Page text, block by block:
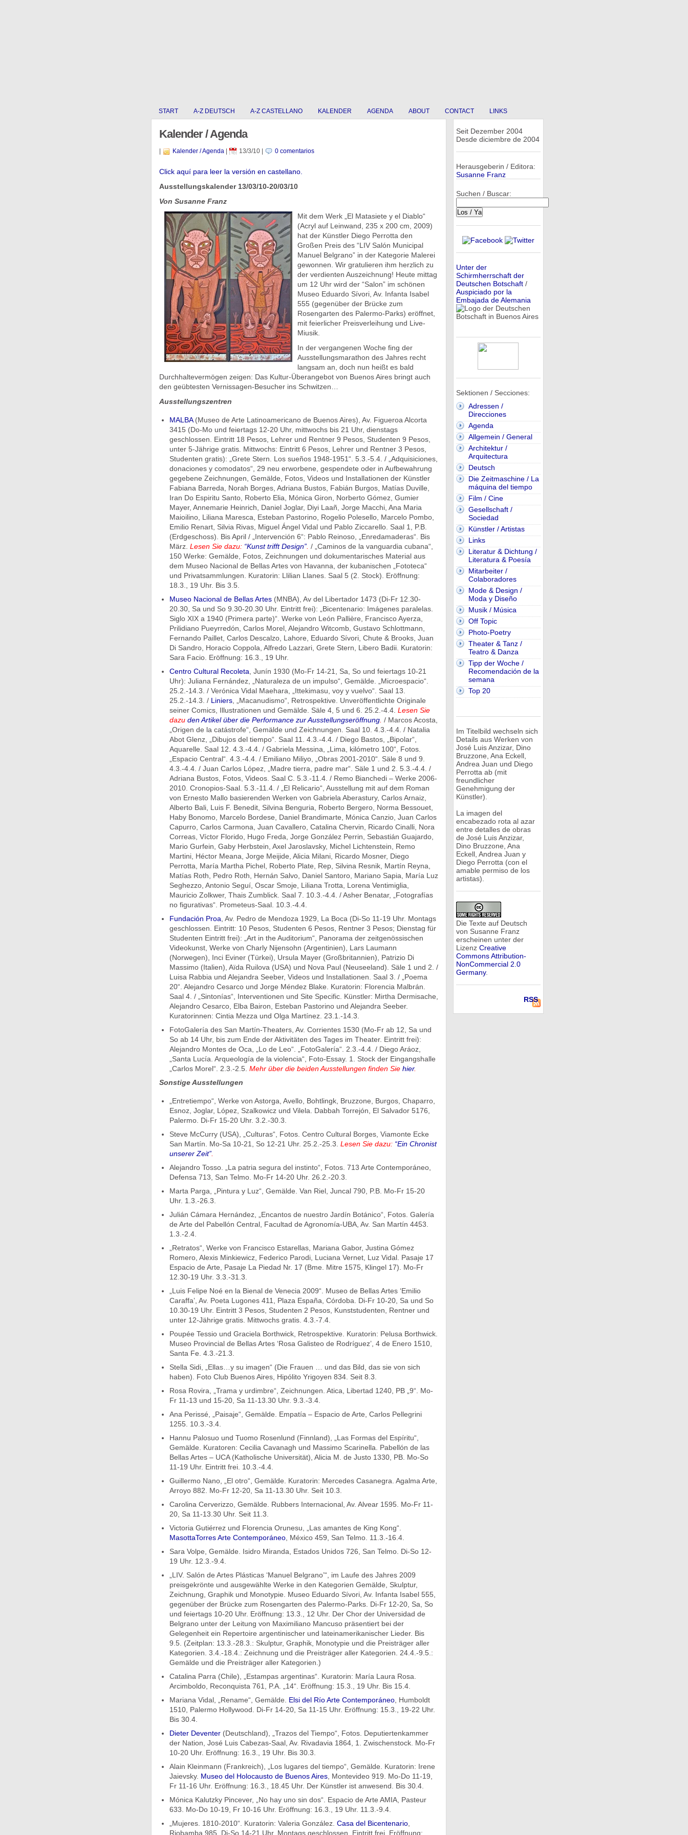
START A-Z DEUTSCH A-Z CASTELLANO KALENDER AGENDA ABOUT CONTACT LINKS
Kalender / Agenda
Kalender / Agenda| 13/3/10| 0 comentarios
Click aquí para leer la versión en castellano.
Ausstellungskalender 13/03/10-20/03/10
Von Susanne Franz
Mit dem Werk „El Matasiete y el Diablo“
(Acryl auf Leinwand, 235 x 200 cm, 2009)
hat der Künstler Diego Perrotta den
Großen Preis des “LIV Salón Municipal
Manuel Belgrano” in der Kategorie Malerei
gewonnen. Wir gratulieren ihm herzlich zu
der verdienten Auszeichnung! Heute mittag
um 12 Uhr wird der “Salon” im schönen
Museo Eduardo Sívori, Av. Infanta Isabel
555 (gegenüber der Brücke zum
Rosengarten des Palermo-Parks) eröffnet,
mit feierlicher Preisverleihung und Live-
Miusik.
In der vergangenen Woche fing der
Ausstellungsmarathon des Jahres recht
langsam an, doch nun heißt es bald
Durchhaltevermögen zeigen: Das Kultur-Überangebot von Buenos Aires bringt auch
den geübtesten Vernissagen-Besucher ins Schwitzen…
Ausstellungszentren
MALBA(Museo de Arte Latinoamericano de Buenos Aires), Av. Figueroa Alcorta
3415 (Do-Mo und feiertags 12-20 Uhr, mittwochs bis 21 Uhr, dienstags
geschlossen. Eintritt 18 Pesos, Lehrer und Rentner 9 Pesos, Studenten 9 Pesos,
unter 5-Jährige gratis. Mittwochs: Eintritt 6 Pesos, Lehrer und Rentner 3 Pesos,
Studenten gratis): „Grete Stern. Los sueños 1948-1951“. 5.3.-5.4. / „Adquisiciones,
donaciones y comodatos“, 29 neu erworbene, gespendete oder in Aufbewahrung
gegebene Zeichnungen, Gemälde, Fotos, Videos und Installationen der Künstler
Fabiana Barreda, Norah Borges, Adriana Bustos, Fabián Burgos, Matías Duville,
Iran Do Espiritu Santo, Roberto Elia, Mónica Giron, Norberto Gómez, Gumier
Mayer, Annemarie Heinrich, Daniel Joglar, Diyi Laañ, Jorge Macchi, Ana Maria
Maioilino, Liliana Maresca, Esteban Pastorino, Rogelio Polesello, Marcelo Pombo,
Emilio Renart, Silvia Rivas, Miguel Ángel Vidal und Pablo Ziccarello. Saal 1, P.B.
(Erdgeschoss). Bis April / „Intervención 6“: Pablo Reinoso, „Enredamaderas“. Bis
März. Lesen Sie dazu: “Kunst trifft Design”. / „Caminos de la vanguardia cubana“,
150 Werke: Gemälde, Fotos, Zeichnungen und dokumentarisches Material aus
dem Museo Nacional de Bellas Artes von Havanna, der kubanischen „Fototeca“
und Privatsammlungen. Kuratorin: Llilian Llanes. Saal 5 (2. Stock). Eröffnung:
18.3., 19 Uhr. Bis 3.5.
Museo Nacional de Bellas Artes(MNBA), Av del Libertador 1473 (Di-Fr 12.30-
20.30, Sa und So 9.30-20.30 Uhr. Eintritt frei): „Bicentenario: Imágenes paralelas.
Siglo XIX a 1940 (Primera parte)“. Werke von León Pallière, Francisco Ayerza,
Prilidiano Pueyrredón, Carlos Morel, Alejandro Witcomb, Gustavo Schlottmann,
Fernando Paillet, Carlos Descalzo, Lahore, Eduardo Sívori, Chute & Brooks, Juan
Di Sandro, Horacio Coppola, Alfredo Lazzari, Grete Stern, Libero Badii. Kuratorin:
Sara Facio. Eröffnung: 16.3., 19 Uhr.
Centro Cultural Recoleta , Junín 1930 (Mo-Fr 14-21, Sa, So und feiertags 10-21
Uhr): Juliana Fernández, „Naturaleza de un impulso“, Gemälde. „Microespacio“.
25.2.-14.3. / Verónica Vidal Maehara, „Ittekimasu, voy y vuelvo“. Saal 13.
25.2.-14.3. / Liniers, „Macanudismo“, Retrospektive. Unveröffentlichte Originale
seiner Comics, Illustrationen und Gemälde. Säle 4, 5 und 6. 25.2.-4.4. Lesen Sie
dazu den Artikel über die Performance zur Ausstellungseröffnung. / Marcos Acosta,
„Origen de la catástrofe“, Gemälde und Zeichnungen. Saal 10. 4.3.-4.4. / Natalia
Abot Glenz, „Dibujos del tiempo“. Saal 11. 4.3.-4.4. / Diego Bastos, „Bipolar“,
Aquarelle. Saal 12. 4.3.-4.4. / Gabriela Messina, „Lima, kilómetro 100“, Fotos.
„Espacio Central“. 4.3.-4.4. / Emiliano Miliyo, „Obras 2001-2010“. Säle 8 und 9.
4.3.-4.4. / Juan Carlos López, „Madre tierra, padre mar“. Säle 1 und 2. 5.3.-4.4. /
Adriana Bustos, Fotos, Videos. Saal C. 5.3.-11.4. / Remo Bianchedi – Werke 2006-
2010. Cronopios-Saal. 5.3.-11.4. / „El Relicario“, Ausstellung mit auf dem Roman
von Ernesto Mallo basierenden Werken von Gabriela Aberastury, Carlos Arnaiz,
Alberto Bali, Luis F. Benedit, Silvina Benguria, Roberto Bergero, Norma Bessouet,
Haby Bonomo, Marcelo Bordese, Daniel Brandimarte, Mónica Canzio, Juan Carlos
Capurro, Carlos Carmona, Juan Cavallero, Catalina Chervin, Ricardo Cinalli, Nora
Correas, Víctor Florido, Hugo Freda, Jorge González Perrin, Sebastián Guajardo,
Mario Gurfein, Gaby Herbstein, Axel Jaroslavsky, Michel Lichtenstein, Remo
Martini, Héctor Meana, Jorge Meijide, Alicia Milani, Ricardo Mosner, Diego
Perrotta, María Martha Pichel, Roberto Plate, Rep, Silvina Resnik, Martín Reyna,
Matías Roth, Pedro Roth, Hernán Salvo, Daniel Santoro, Mariano Sapia, María Luz
Seghezzo, Antonio Seguí, Oscar Smoje, Liliana Trotta, Lorena Ventimiglia,
Mauricio Zolkwer, Thais Zumblick. Saal 7. 10.3.-4.4. / Asher Benatar, „Fotografías
no figurativas“. Prometeus-Saal. 10.3.-4.4.
Fundación Proa , Av. Pedro de Mendoza 1929, La Boca (Di-So 11-19 Uhr. Montags
geschlossen. Eintritt: 10 Pesos, Studenten 6 Pesos, Rentner 3 Pesos; Dienstag für
Studenten Eintritt frei): „Art in the Auditorium“, Panorama der zeitgenössischen
Videokunst, Werke von Charly Nijensohn (Argentinien), Lars Laumann
(Norwegen), Inci Eviner (Türkei), Ursula Mayer (Großbritannien), Patrizio Di
Massimo (Italien), Aïda Ruilova (USA) und Nova Paul (Neuseeland). Säle 1 und 2. /
Luisa Rabbia und Alejandra Seeber, Videos und Installationen. Saal 3. / „Poema
20“. Alejandro Cesarco und Jorge Méndez Blake. Kuratorin: Florencia Malbrán.
Saal 4. / „Sintonías“, Interventionen und Site Specific. Künstler: Mirtha Dermisache,
Alejandro Cesarco, Elba Bairon, Esteban Pastorino und Alejandra Seeber.
Kuratorinnen: Cintia Mezza und Olga Martínez. 23.1.-14.3.
FotoGalería des San Martín-Theaters, Av. Corrientes 1530 (Mo-Fr ab 12, Sa und
So ab 14 Uhr, bis zum Ende der Aktivitäten des Tages im Theater. Eintritt frei):
Alejandro Montes de Oca, „Lo de Leo“. „FotoGalería“. 2.3.-4.4. / Diego Aráoz,
„Santa Lucía. Arqueología de la violencia“, Foto-Essay. 1. Stock der Eingangshalle
„Carlos Morel“. 2.3.-2.5. Mehr über die beiden Ausstellungen finden Sie hier.
Sonstige Ausstellungen
„Entretiempo“, Werke von Astorga, Avello, Bohtlingk, Bruzzone, Burgos, Chaparro,
Esnoz, Joglar, López, Szalkowicz und Vilela. Dabbah Torrejón, El Salvador 5176,
Palermo. Di-Fr 15-20 Uhr. 3.2.-30.3.
Steve McCurry (USA), „Culturas“, Fotos. Centro Cultural Borges, Viamonte Ecke
San Martín. Mo-Sa 10-21, So 12-21 Uhr. 25.2.-25.3. Lesen Sie dazu: “Ein Chronist
unserer Zeit”.
Alejandro Tosso. „La patria segura del instinto“, Fotos. 713 Arte Contemporáneo,
Defensa 713, San Telmo. Mo-Fr 14-20 Uhr. 26.2.-20.3.
Marta Parga, „Pintura y Luz“, Gemälde. Van Riel, Juncal 790, P.B. Mo-Fr 15-20
Uhr. 1.3.-26.3.
Julián Cámara Hernández, „Encantos de nuestro Jardín Botánico“, Fotos. Galería
de Arte del Pabellón Central, Facultad de Agronomía-UBA, Av. San Martín 4453.
1.3.-2.4.
„Retratos“, Werke von Francisco Estarellas, Mariana Gabor, Justina Gómez
Romero, Alexis Minkiewicz, Federico Parodi, Luciana Vernet, Luz Vidal. Pasaje 17
Espacio de Arte, Pasaje La Piedad Nr. 17 (Bme. Mitre 1575, Klingel 17). Mo-Fr
12.30-19 Uhr. 3.3.-31.3.
„Luis Felipe Noé en la Bienal de Venecia 2009“. Museo de Bellas Artes ‘Emilio
Caraffa’, Av. Poeta Lugones 411, Plaza España, Córdoba. Di-Fr 10-20, Sa und So
10.30-19 Uhr. Eintritt 3 Pesos, Studenten 2 Pesos, Kunststudenten, Rentner und
unter 12-Jährige gratis. Mittwochs gratis. 4.3.-7.4.
Poupée Tessio und Graciela Borthwick, Retrospektive. Kuratorin: Pelusa Borthwick.
Museo Provincial de Bellas Artes ‘Rosa Galisteo de Rodríguez’, 4 de Enero 1510,
Santa Fe. 4.3.-21.3.
Stella Sidi, „Ellas…y su imagen“ (Die Frauen … und das Bild, das sie von sich
haben). Foto Club Buenos Aires, Hipólito Yrigoyen 834. Seit 8.3.
Rosa Rovira, „Trama y urdimbre“, Zeichnungen. Atica, Libertad 1240, PB „9“. Mo-
Fr 11-13 und 15-20, Sa 11-13.30 Uhr. 9.3.-3.4.
Ana Perissé, „Paisaje“, Gemälde. Empatía – Espacio de Arte, Carlos Pellegrini
1255. 10.3.-3.4.
Hannu Palosuo und Tuomo Rosenlund (Finnland), „Las Formas del Espíritu“,
Gemälde. Kuratoren: Cecilia Cavanagh und Massimo Scarinella. Pabellón de las
Bellas Artes – UCA (Katholische Universität), Alicia M. de Justo 1330, PB. Mo-So
11-19 Uhr. Eintritt frei. 10.3.-4.4.
Guillermo Nano, „El otro“, Gemälde. Kuratorin: Mercedes Casanegra. Agalma Arte,
Arroyo 882. Mo-Fr 12-20, Sa 11-13.30 Uhr. Seit 10.3.
Carolina Cerverizzo, Gemälde. Rubbers Internacional, Av. Alvear 1595. Mo-Fr 11-
20, Sa 11-13.30 Uhr. Seit 11.3.
Victoria Gutiérrez und Florencia Orunesu, „Las amantes de King Kong“.
MasottaTorres Arte Contemporáneo, México 459, San Telmo. 11.3.-16.4.
Sara Volpe, Gemälde. Isidro Miranda, Estados Unidos 726, San Telmo. Di-So 12-
19 Uhr. 12.3.-9.4.
„LIV. Salón de Artes Plásticas ‘Manuel Belgrano’“, im Laufe des Jahres 2009
preisgekrönte und ausgewählte Werke in den Kategorien Gemälde, Skulptur,
Zeichnung, Graphik und Monotypie. Museo Eduardo Sívori, Av. Infanta Isabel 555,
gegenüber der Brücke zum Rosengarten des Palermo-Parks. Di-Fr 12-20, Sa, So
und feiertags 10-20 Uhr. Eröffnung: 13.3., 12 Uhr. Der Chor der Universidad de
Belgrano unter der Leitung von Maximiliano Mancuso präsentiert bei der
Gelegenheit ein Repertoire argentinischer und lateinamerikanischer Lieder. Bis
9.5. (Zeitplan: 13.3.-28.3.: Skulptur, Graphik, Monotypie und die Preisträger aller
Kategorien. 3.4.-18.4.: Zeichnung und die Preisträger aller Kategorien. 24.4.-9.5.:
Gemälde und die Preisträger aller Kategorien.)
Catalina Parra (Chile), „Estampas argentinas“. Kuratorin: María Laura Rosa.
Arcimboldo, Reconquista 761, P.A. „14“. Eröffnung: 15.3., 19 Uhr. Bis 15.4.
Mariana Vidal, „Rename“, Gemälde. Elsi del Río Arte Contemporáneo, Humboldt
1510, Palermo Hollywood. Di-Fr 14-20, Sa 11-15 Uhr. Eröffnung: 15.3., 19-22 Uhr.
Bis 30.4.
Dieter Deventer(Deutschland), „Trazos del Tiempo“, Fotos. Deputiertenkammer
der Nation, José Luis Cabezas-Saal, Av. Rivadavia 1864, 1. Zwischenstock. Mo-Fr
10-20 Uhr. Eröffnung: 16.3., 19 Uhr. Bis 30.3.
Alain Kleinmann (Frankreich), „Los lugares del tiempo“, Gemälde. Kuratorin: Irene
Jaievsky. Museo del Holocausto de Buenos Aires, Montevideo 919. Mo-Do 11-19,
Fr 11-16 Uhr. Eröffnung: 16.3., 18.45 Uhr. Der Künstler ist anwesend. Bis 30.4.
Mónica Kalutzky Pincever, „No hay uno sin dos“. Espacio de Arte AMIA, Pasteur
633. Mo-Do 10-19, Fr 10-16 Uhr. Eröffnung: 16.3., 19 Uhr. 11.3.-9.4.
„Mujeres. 1810-2010“. Kuratorin: Valeria González. Casa del Bicentenario,
Riobamba 985. Di-So 14-21 Uhr. Montags geschlossen. Eintritt frei. Eröffnung:
Seit Dezember 2004
Desde diciembre de 2004
Herausgeberin / Editora:
Susanne Franz
Suchen / Buscar:
Unter der
Schirmherrschaft der
Deutschen Botschaft/
Auspiciado por la
Embajada de Alemania
Sektionen / Secciones:
Adressen /
Direcciones
Agenda
Allgemein / General
Architektur /
Arquitectura
Deutsch
Die Zeitmaschine / La
máquina del tiempo
Film / Cine
Gesellschaft /
Sociedad
Künstler / Artistas
Links
Literatur & Dichtung /
Literatura & Poesía
Mitarbeiter /
Colaboradores
Mode & Design /
Moda y Diseño
Musik / Música
Off Topic
Photo-Poetry
Theater & Tanz /
Teatro & Danza
Tipp der Woche /
Recomendación de la
semana
Top 20
Im Titelbild wechseln sich
Details aus Werken von
José Luis Anzizar, Dino
Bruzzone, Ana Eckell,
Andrea Juan und Diego
Perrotta ab (mit
freundlicher
Genehmigung der
Künstler).
La imagen del
encabezado rota al azar
entre detalles de obras
de José Luis Anzizar,
Dino Bruzzone, Ana
Eckell, Andrea Juan y
Diego Perrotta (con el
amable permiso de los
artistas).
Die Texte auf Deutsch
von Susanne Franz
erscheinen unter der
Lizenz Creative
Commons Attribution-
NonCommercial 2.0
Germany.
RSS